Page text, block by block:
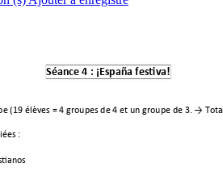
Séance 4 : ¡España festiva!
(19 élèves = 4 groupes de 4 et un groupe de 3. → Tot
: